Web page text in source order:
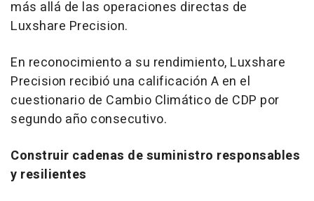
más allá de las operaciones directas de
Luxshare Precision.
En reconocimiento a su rendimiento, Luxshare
Precision recibió una calificación A en el
cuestionario de Cambio Climático de CDP por
segundo año consecutivo.
Construir cadenas de suministro responsables
y resilientes